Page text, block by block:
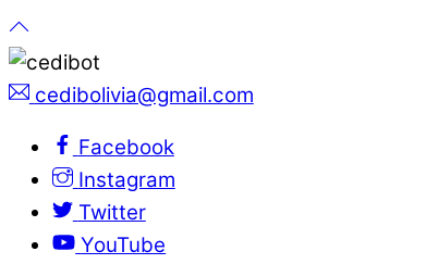
cedibolivia@gmail.com
Facebook
Instagram
Twitter
YouTube